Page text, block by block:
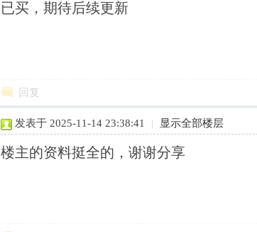
已买，期待后续更新
回复
发表于 2025-11-14 23:38:41 | 显示全部楼层
楼主的资料挺全的，谢谢分享